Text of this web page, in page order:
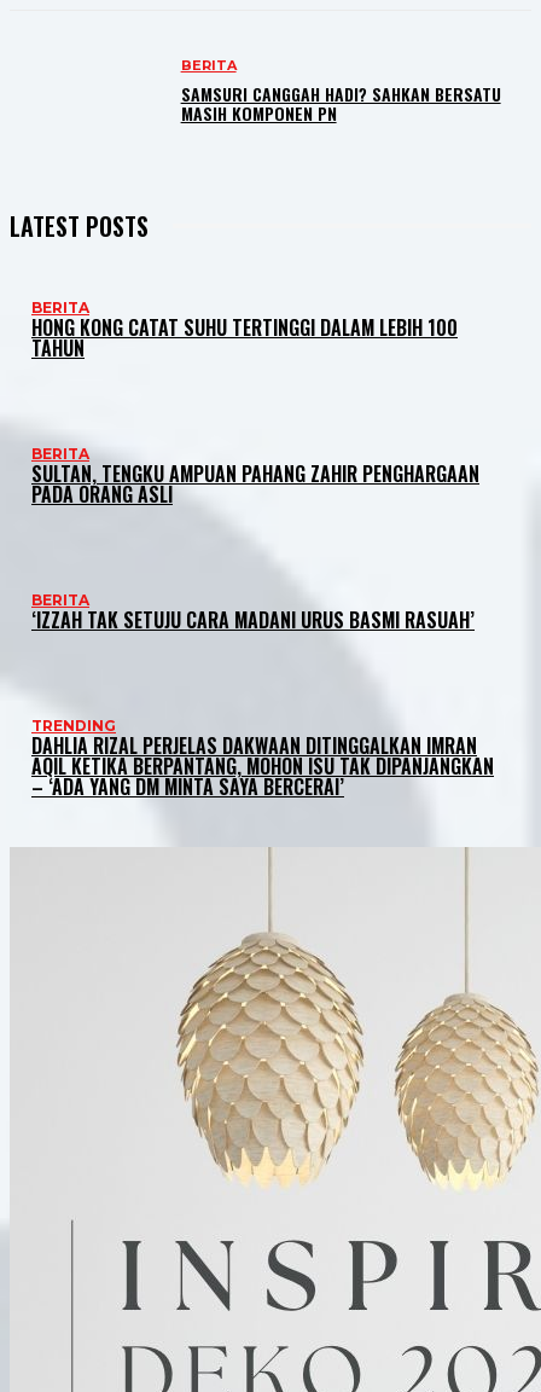
BERITA
SAMSURI CANGGAH HADI? SAHKAN BERSATU
MASIH KOMPONEN PN
LATEST POSTS
BERITA
HONG KONG CATAT SUHU TERTINGGI DALAM LEBIH 100
TAHUN
BERITA
SULTAN, TENGKU AMPUAN PAHANG ZAHIR PENGHARGAAN
PADA ORANG ASLI
BERITA
‘IZZAH TAK SETUJU CARA MADANI URUS BASMI RASUAH’
TRENDING
DAHLIA RIZAL PERJELAS DAKWAAN DITINGGALKAN IMRAN
AQIL KETIKA BERPANTANG, MOHON ISU TAK DIPANJANGKAN
– ‘ADA YANG DM MINTA SAYA BERCERAI’